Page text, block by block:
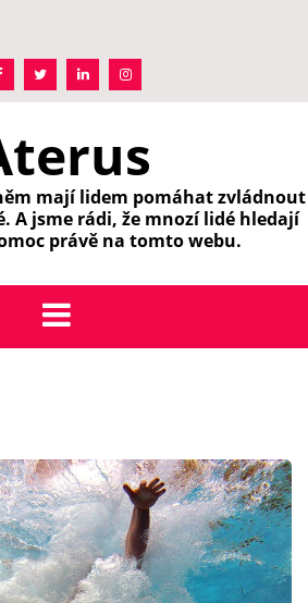
mají lidem pomáhat zvládnout
A jsme rádi, že mnozí lidé hledají
právě na tomto webu.